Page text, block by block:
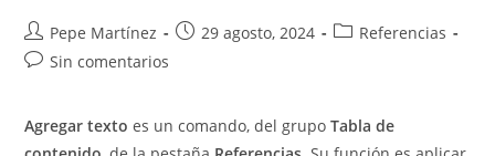
Autor
de
Pepe Martínez
Publicación
29 agosto, 2024
Categoría
Referencias
Comentarios
entrada:
Sin comentarios
Agregar texto es un comando, del grupoTabla de